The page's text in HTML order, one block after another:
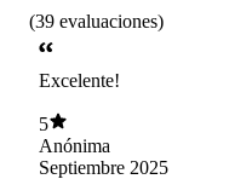
(39 evaluaciones)
Excelente!
5
Anónima
Septiembre 2025